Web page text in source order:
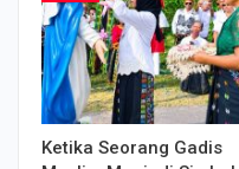
Ketika Seorang Gadis